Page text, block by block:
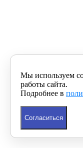
Мы используем
работы сайта.
Подробнее в
Согласиться